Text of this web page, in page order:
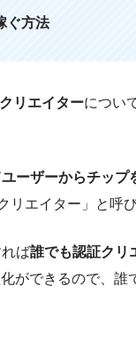
ぐ方法
リエイターについ
ーザーからチップ
リエイター」と呼び
ば誰でも認証クリ
ができるので、誰